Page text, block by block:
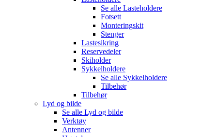
Se alle Lasteholdere
Fotsett
Monteringskit
Stenger
Lastesikring
Reservedeler
Skiholder
Sykkelholdere
Se alle Sykkelholdere
Tilbehør
Tilbehør
Lyd og bilde
Se alle Lyd og bilde
Verktøy
Antenner